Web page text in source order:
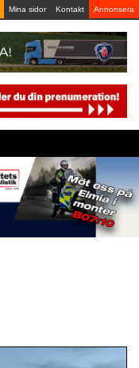
Mina sidor Kontakt Annonsera